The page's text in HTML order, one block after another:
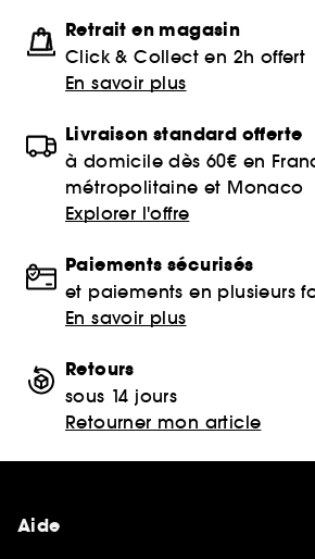
Retrait en magasin
Click & Collect en 2h offert
En savoir plus
Livraison standard offerte
à domicile dès 60€ en
métropolitaine et Monaco
Explorer l'offre
Paiements sécurisés
et paiements en plusieurs
En savoir plus
Retours
sous 14 jours
Retourner mon article
Aide